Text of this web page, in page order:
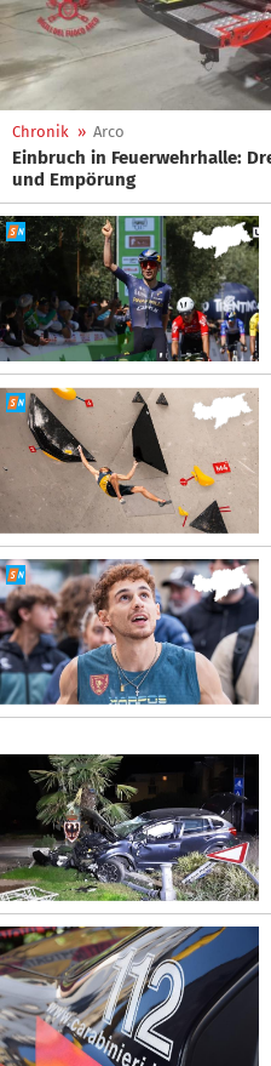
Chronik » Arco
Einbruch in Feuerwehrhalle:
und Empörung